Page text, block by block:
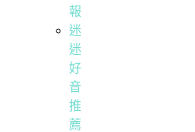
報
迷
迷
好
音
推
薦